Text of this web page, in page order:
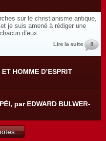
sur le christianisme antique,
je suis amené à rédiger une
d’eux....
Lire la suite 8
HOMME D’ESPRIT
par EDWARD BULWER-